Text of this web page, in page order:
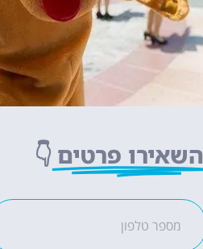
השאירו פרטים 👇